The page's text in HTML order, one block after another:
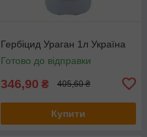
Гербіцид Ураган 1л Україна
Готово до відправки
346,90 ₴ 405,60 ₴
Купити